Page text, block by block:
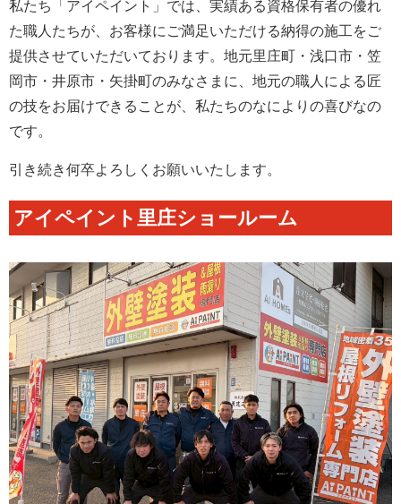
私たち「アイペイント」では、実績ある資格保有者の優れ
た職人たちが、お客様にご満足いただける納得の施工をご
提供させていただいております。地元里庄町・浅口市・笠
岡市・井原市・矢掛町のみなさまに、地元の職人による匠
の技をお届けできることが、私たちのなによりの喜びなの
です。
引き続き何卒よろしくお願いいたします。
アイペイント里庄ショールーム